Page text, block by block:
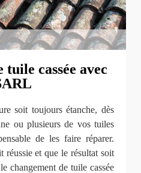
cassée avec
soit toujours étanche, dès
ou plusieurs de vos tuiles
de les faire réparer.
réussie et que le résultat soit
changement de tuile cassée